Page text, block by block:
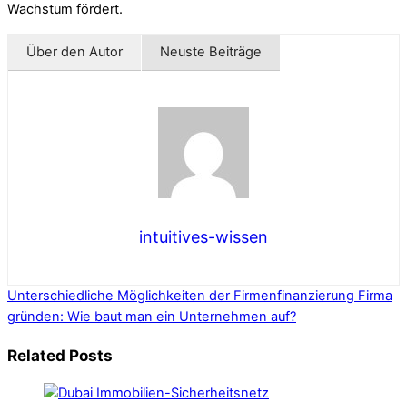
Wachstum fördert.
Über den Autor Neuste Beiträge
intuitives-wissen
Unterschiedliche Möglichkeiten der Firmenfinanzierung Firma
gründen: Wie baut man ein Unternehmen auf?
Related Posts